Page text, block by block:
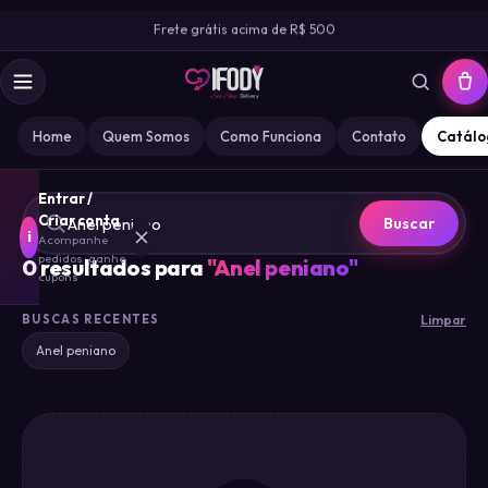
Frete grátis acima de R$ 500
Home Quem Somos Como Funciona Contato
i
Entrar /
Criar conta
Acompanhe
pedidos · ganhe
cupons
MARCA
IFODY
Buscar
0resultados para "Anel peniano"
BUSCAS RECENTES
Limpar
Anel peniano